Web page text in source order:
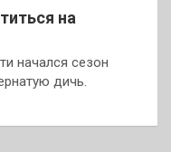
на
начался сезон
дичь.